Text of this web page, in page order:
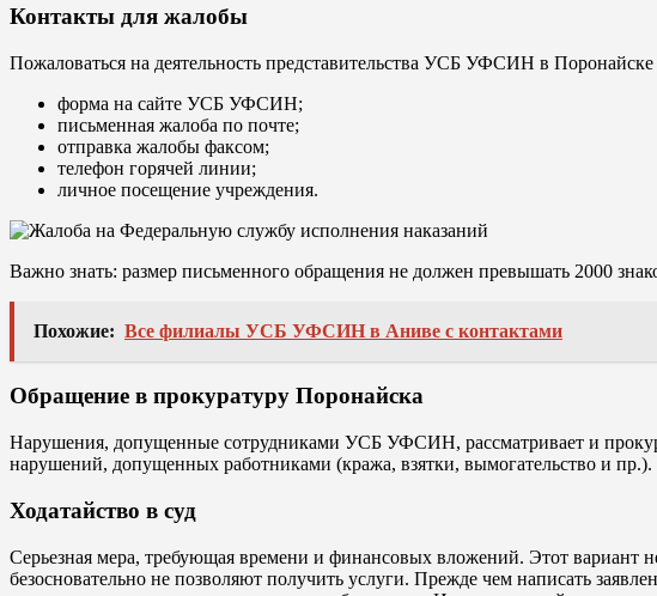
Контакты для жалобы
Пожаловаться на деятельность представительства УСБ УФСИН в
форма на сайте УСБ УФСИН;
письменная жалоба по почте;
отправка жалобы факсом;
телефон горячей линии;
личное посещение учреждения.
Важно знать: размер письменного обращения не должен превышать 2000
Похожие: Все филиалы УСБ УФСИН в Аниве с контактами
Обращение в прокуратуру Поронайска
Нарушения, допущенные сотрудниками УСБ УФСИН, рассматривает и
нарушений, допущенных работниками (кража, взятки, вымогательство и пр.).
Ходатайство в суд
Серьезная мера, требующая времени и финансовых вложений. Этот вариант
безосновательно не позволяют получить услуги. Прежде чем написать